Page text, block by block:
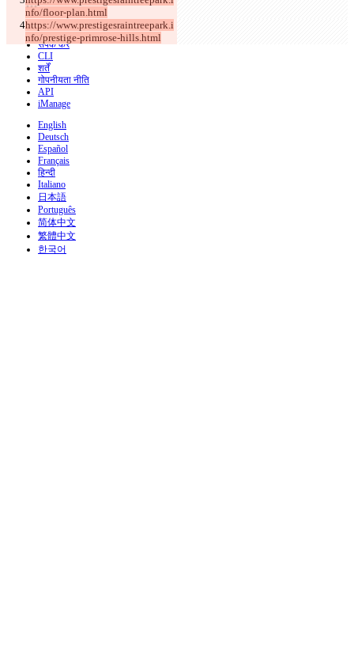
nfo/floor-plan.html
https://www.prestigesraintreepark.i
nfo/prestige-primrose-hills.html
© 2026 Checker Software Inc.
संपर्क करें
CLI
शर्तें
गोपनीयता नीति
API
iManage
English
Deutsch
Español
Français
हिन्दी
Italiano
日本語
Português
简体中文
繁體中文
한국어